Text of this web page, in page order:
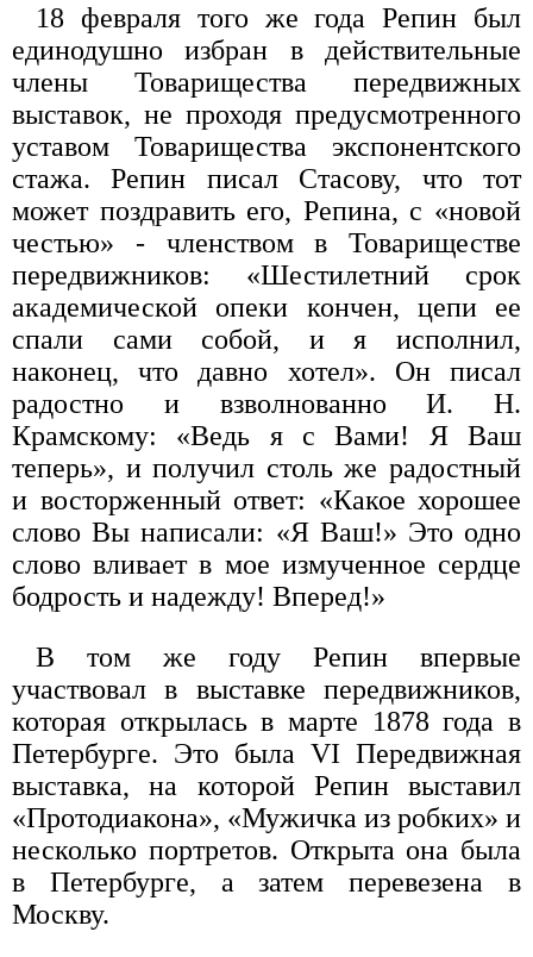
18 февраля того же года Репин был
единодушно избран в действительные
члены Товарищества передвижных
выставок, не проходя предусмотренного
уставом Товарищества экспонентского
стажа. Репин писал Стасову, что тот
может поздравить его, Репина, с «новой
честью» - членством в Товариществе
передвижников: «Шестилетний срок
академической опеки кончен, цепи ее
спали сами собой, и я исполнил,
наконец, что давно хотел». Он писал
радостно и взволнованно И. Н.
Крамскому: «Ведь я с Вами! Я Ваш
теперь», и получил столь же радостный
и восторженный ответ: «Какое хорошее
слово Вы написали: «Я Ваш!» Это одно
слово вливает в мое измученное сердце
бодрость и надежду! Вперед!»
В том же году Репин впервые
участвовал в выставке передвижников,
которая открылась в марте 1878 года в
Петербурге. Это была VI Передвижная
выставка, на которой Репин выставил
«Протодиакона», «Мужичка из робких» и
несколько портретов. Открыта она была
в Петербурге, а затем перевезена в
Москву.